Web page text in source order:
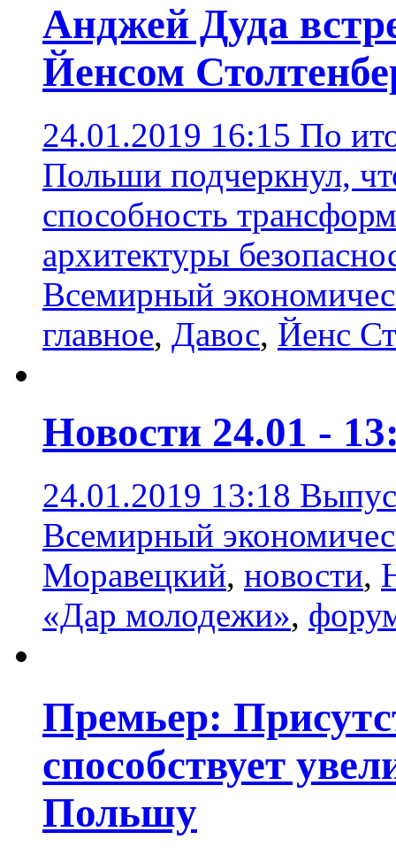
Анджей Дуда
Йенсом
24.01.2019 16:15 По
Польши подчеркнул,
способность
архитектуры
Всемирный
главное, Давос, Йенс
Новости 24.01 -
24.01.2019 13:18
Всемирный
Моравецкий, новости,
«Дар молодежи»,
Премьер:
способствует
Польшу